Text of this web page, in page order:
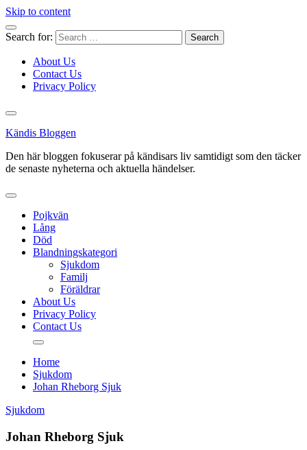
Skip to content
Search for:
About Us
Contact Us
Privacy Policy
Kändis Bloggen
Den här bloggen fokuserar på kändisars liv samtidigt som den täcker
de senaste nyheterna och aktuella händelser.
Pojkvän
Lång
Död
Blandningskategori
Sjukdom
Familj
Föräldrar
About Us
Privacy Policy
Contact Us
Home
Sjukdom
Johan Rheborg Sjuk
Sjukdom
Johan Rheborg Sjuk